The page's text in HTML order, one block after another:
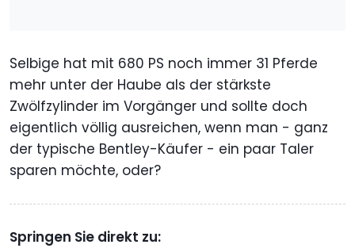
Selbige hat mit 680 PS noch immer 31 Pferde
mehr unter der Haube als der stärkste
Zwölfzylinder im Vorgänger und sollte doch
eigentlich völlig ausreichen, wenn man - ganz
der typische Bentley-Käufer - ein paar Taler
sparen möchte, oder?
Springen Sie direkt zu: